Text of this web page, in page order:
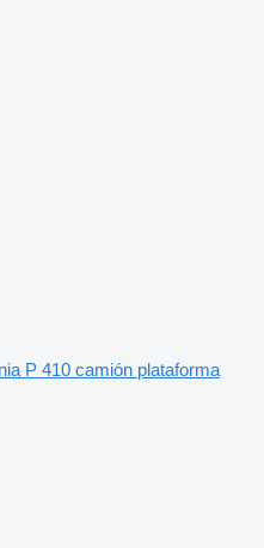
P 410 camión plataforma